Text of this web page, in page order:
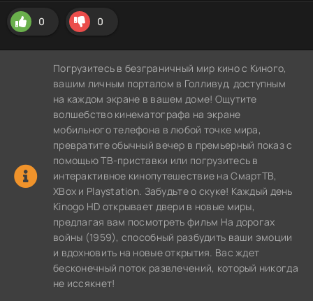
0 0
Погрузитесь в безграничный мир кино с Киного,
вашим личным порталом в Голливуд, доступным
на каждом экране в вашем доме! Ощутите
волшебство кинематографа на экране
мобильного телефона в любой точке мира,
превратите обычный вечер в премьерный показ с
помощью ТВ-приставки или погрузитесь в
интерактивное кинопутешествие на СмартТВ,
XBox и Playstation. Забудьте о скуке! Каждый день
Kinogo HD открывает двери в новые миры,
предлагая вам посмотреть фильм На дорогах
войны (1959), способный разбудить ваши эмоции
и вдохновить на новые открытия. Вас ждет
бесконечный поток развлечений, который никогда
не иссякнет!